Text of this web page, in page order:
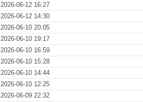
2026-06-12 16:27
2026-06-12 14:30
2026-06-10 20:05
2026-06-10 19:17
2026-06-10 16:59
2026-06-10 15:28
2026-06-10 14:44
2026-06-10 12:25
2026-06-09 22:32